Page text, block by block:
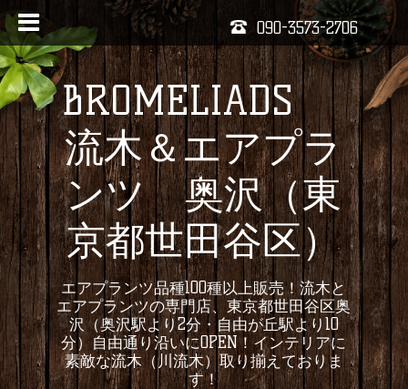
090-3573-2706
BROMELIADS
流木＆エアプラ
ンツ 奥沢（東
京都世田谷区）
エアプランツ品種100種以上販売！流木と
エアプランツの専門店、東京都世田谷区奥
沢（奥沢駅より2分・自由が丘駅より10
分）自由通り沿いにOPEN！インテリアに
素敵な流木（川流木）取り揃えておりま
す！